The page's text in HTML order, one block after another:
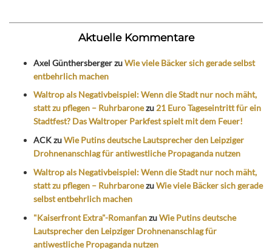
Aktuelle Kommentare
Axel GünthersbergerzuWie viele Bäcker sich gerade selbst
entbehrlich machen
Waltrop als Negativbeispiel: Wenn die Stadt nur noch mäht,
statt zu pflegen – Ruhrbaronezu21 Euro Tageseintritt für ein
Stadtfest? Das Waltroper Parkfest spielt mit dem Feuer!
ACKzuWie Putins deutsche Lautsprecher den Leipziger
Drohnenanschlag für antiwestliche Propaganda nutzen
Waltrop als Negativbeispiel: Wenn die Stadt nur noch mäht,
statt zu pflegen – RuhrbaronezuWie viele Bäcker sich gerade
selbst entbehrlich machen
"Kaiserfront Extra"-RomanfanzuWie Putins deutsche
Lautsprecher den Leipziger Drohnenanschlag für
antiwestliche Propaganda nutzen